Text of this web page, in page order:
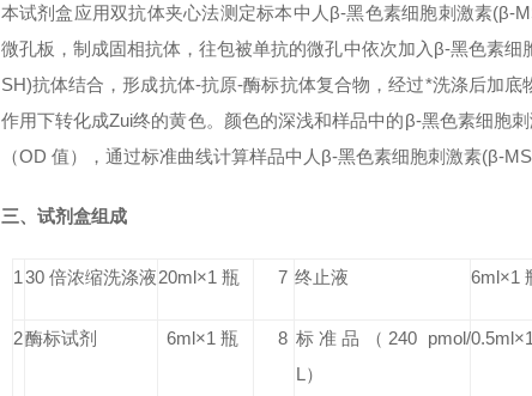
本试剂盒应用双抗体夹心法测定标本中人β-黑色素细胞刺激素(β-
微孔板，制成固相抗体，往包被单抗的微孔中依次加入β-黑色素
SH)抗体结合，形成抗体-抗原-酶标抗体复合物，经过*洗涤后加
作用下转化成Zui终的黄色。颜色的深浅和样品中的β-黑色素细胞
（OD 值），通过标准曲线计算样品中人β-黑色素细胞刺激素(β-
三、试剂盒组成
1 30 倍浓缩洗涤液20ml×1 瓶 7 终止液 6ml×1
2酶标试剂 6ml×1 瓶 8 标准品
（240 pmol/
L）